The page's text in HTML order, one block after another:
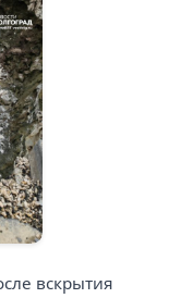
вскрытия